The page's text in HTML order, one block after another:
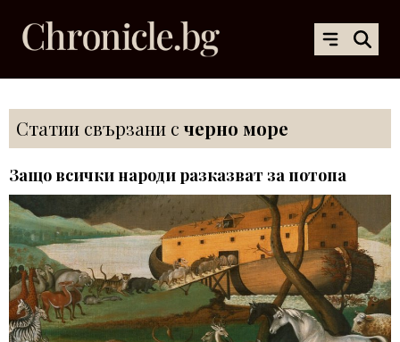
Статии свързани счерно море
Защо всички народи разказват за потопа